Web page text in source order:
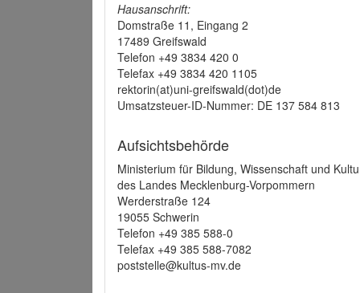
Hausanschrift:
Domstraße 11, Eingang 2
17489 Greifswald
Telefon +49 3834 420 0
Telefax +49 3834 420 1105
rektorin(at)uni-greifswald(dot)de
Umsatzsteuer-ID-Nummer: DE 137 584 813
Aufsichtsbehörde
Ministerium für Bildung, Wissenschaft und
des Landes Mecklenburg-Vorpommern
Werderstraße 124
19055 Schwerin
Telefon +49 385 588-0
Telefax +49 385 588-7082
poststelle@kultus-mv.de